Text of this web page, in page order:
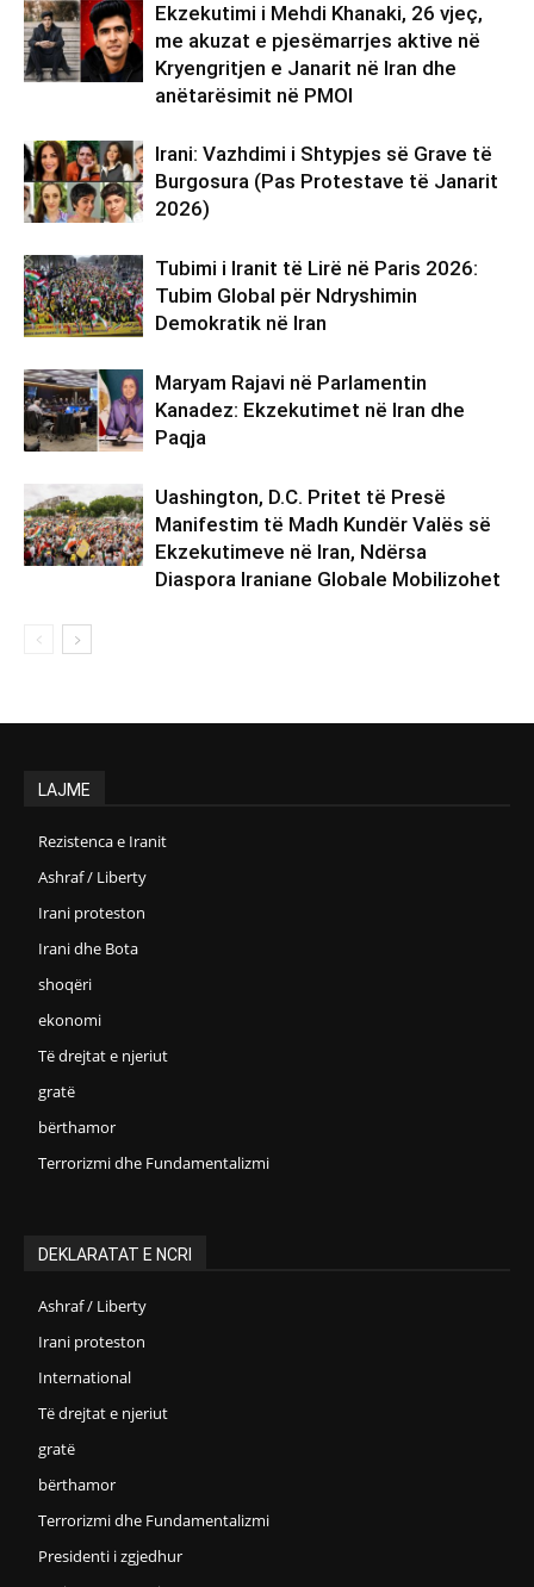
Ekzekutimi i Mehdi Khanaki, 26 vjeç,
me akuzat e pjesëmarrjes aktive në
Kryengritjen e Janarit në Iran dhe
anëtarësimit në PMOI
Irani: Vazhdimi i Shtypjes së Grave të
Burgosura (Pas Protestave të Janarit
2026)
Tubimi i Iranit të Lirë në Paris 2026:
Tubim Global për Ndryshimin
Demokratik në Iran
Maryam Rajavi në Parlamentin
Kanadez: Ekzekutimet në Iran dhe
Paqja
Uashington, D.C. Pritet të Presë
Manifestim të Madh Kundër Valës së
Ekzekutimeve në Iran, Ndërsa
Diaspora Iraniane Globale Mobilizohet
LAJME
Rezistenca e Iranit
Ashraf / Liberty
Irani proteston
Irani dhe Bota
shoqëri
ekonomi
Të drejtat e njeriut
gratë
bërthamor
Terrorizmi dhe Fundamentalizmi
DEKLARATAT E NCRI
Ashraf / Liberty
Irani proteston
International
Të drejtat e njeriut
gratë
bërthamor
Terrorizmi dhe Fundamentalizmi
Presidenti i zgjedhur